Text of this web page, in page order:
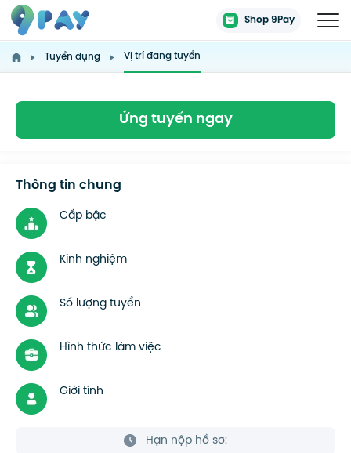
Shop 9Pay
Tuyển dụng Vị trí đang tuyển
Ứng tuyển ngay
Thông tin chung
Cấp bậc
Kinh nghiệm
Số lượng tuyển
Hình thức làm việc
Giới tính
Hạn nộp hồ sơ: